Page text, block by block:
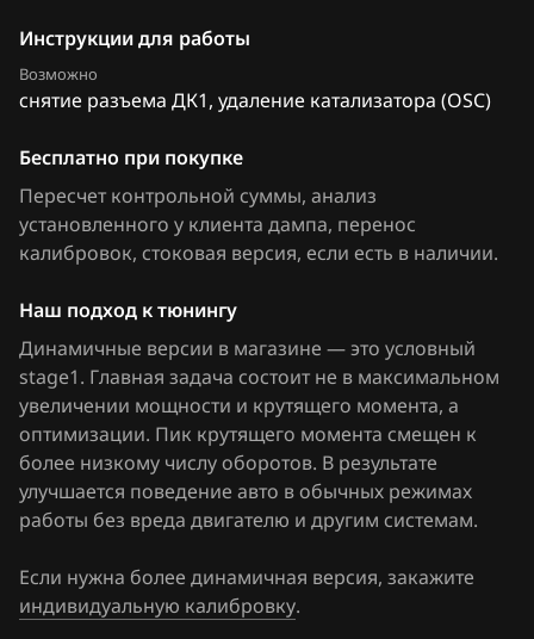
Foton
GAC
Geely
Genesis
GMC
Groz
Haima
Haval
Hawtai
Honda
Hongqi
Howo
Инструкции для работы
Возможно
снятие разъема ДК1, удаление катализатора (OSC)
Бесплатно при покупке
Пересчет контрольной суммы, анализ
установленного у клиента дампа, перенос
калибровок, стоковая версия, если есть в наличии.
Наш подход к тюнингу
Динамичные версии в магазине — это условный
stage1. Главная задача состоит не в максимальном
увеличении мощности и крутящего момента, а
оптимизации. Пик крутящего момента смещен к
более низкому числу оборотов. В результате
улучшается поведение авто в обычных режимах
работы без вреда двигателю и другим системам.
Если нужна более динамичная версия, закажите
индивидуальную калибровку.